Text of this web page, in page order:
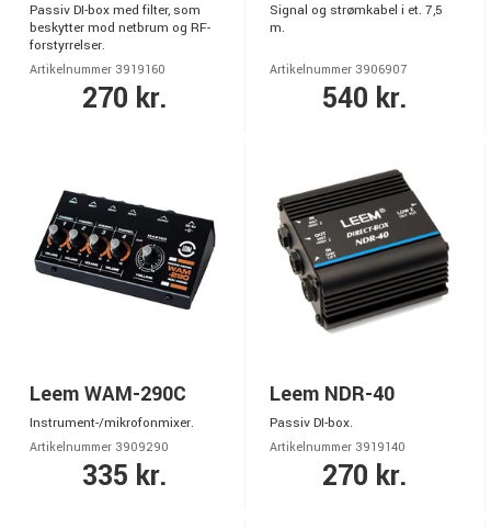
Passiv DI-box med filter, som
beskytter mod netbrum og RF-
forstyrrelser.
Artikelnummer 3919160
270 kr.
Signal og strømkabel i et. 7,5
m.
Artikelnummer 3906907
540 kr.
Leem WAM-290C
Instrument-/mikrofonmixer.
Artikelnummer 3909290
335 kr.
Leem NDR-40
Passiv DI-box.
Artikelnummer 3919140
270 kr.